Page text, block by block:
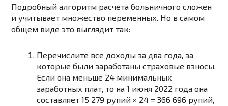
Подробный алгоритм расчета больничного сложен
и учитывает множество переменных. Но в самом
общем виде это выглядит так:
Перечислите все доходы за два года, за
которые были заработаны страховые взносы.
Если она меньше 24 минимальных
заработных плат, то на 1 июня 2022 года она
составляет 15 279 рупий × 24 = 366 696 рупий,